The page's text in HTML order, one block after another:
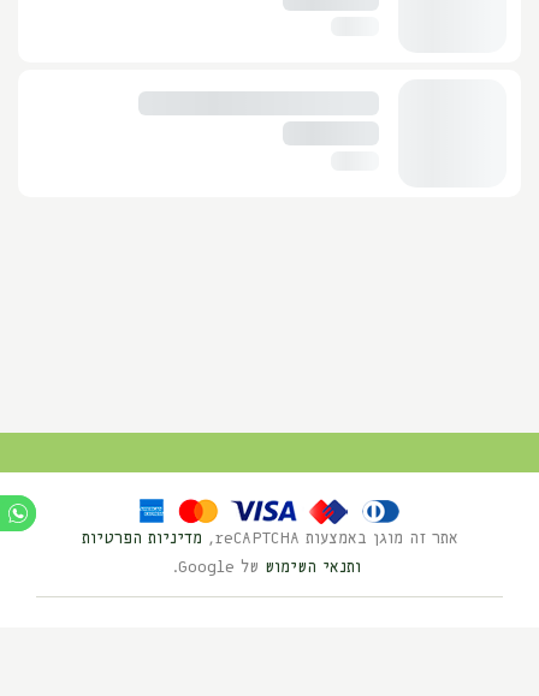
אתר זה מוגן באמצעות reCAPTCHA,
מדיניות הפרטיות
ותנאי השימוש של Google.